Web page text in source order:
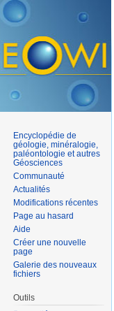
Encyclopédie de
géologie, minéralogie,
paléontologie et autres
Géosciences
Communauté
Actualités
Modifications récentes
Page au hasard
Aide
Créer une nouvelle
page
Galerie des nouveaux
fichiers
Outils